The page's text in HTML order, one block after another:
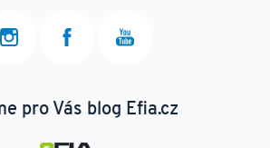
pro Vás blog Efia.cz